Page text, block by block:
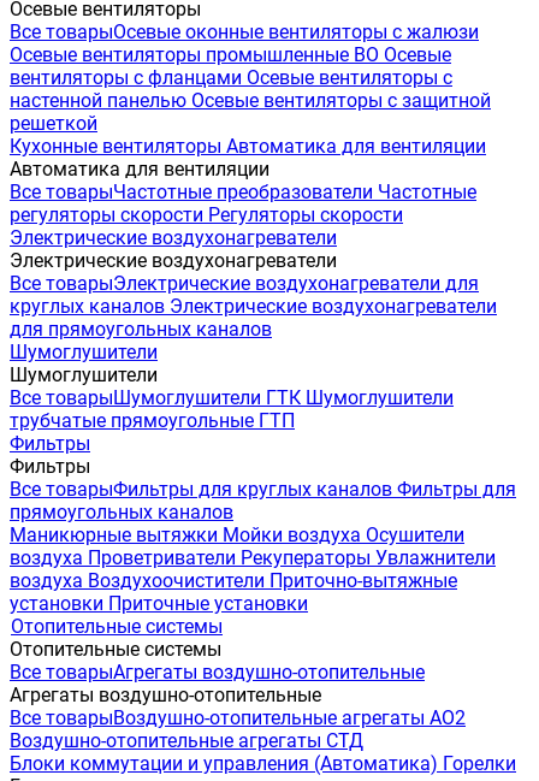
Осевые вентиляторы
Все товарыОсевые оконные вентиляторы с жалюзи
Осевые вентиляторы промышленные ВО Осевые
вентиляторы с фланцами Осевые вентиляторы с
настенной панелью Осевые вентиляторы с защитной
решеткой
Кухонные вентиляторы Автоматика для вентиляции
Автоматика для вентиляции
Все товарыЧастотные преобразователи Частотные
регуляторы скорости Регуляторы скорости
Электрические воздухонагреватели
Электрические воздухонагреватели
Все товарыЭлектрические воздухонагреватели для
круглых каналов Электрические воздухонагреватели
для прямоугольных каналов
Шумоглушители
Шумоглушители
Все товарыШумоглушители ГТК Шумоглушители
трубчатые прямоугольные ГТП
Фильтры
Фильтры
Все товарыФильтры для круглых каналов Фильтры для
прямоугольных каналов
Маникюрные вытяжки Мойки воздуха Осушители
воздуха Проветриватели Рекуператоры Увлажнители
воздуха Воздухоочистители Приточно-вытяжные
установки Приточные установки
Отопительные системы
Отопительные системы
Все товарыАгрегаты воздушно-отопительные
Агрегаты воздушно-отопительные
Все товарыВоздушно-отопительные агрегаты АО2
Воздушно-отопительные агрегаты СТД
Блоки коммутации и управления (Автоматика) Горелки